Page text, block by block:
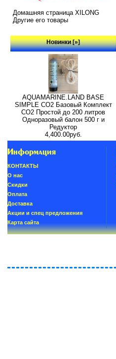
Домашняя страница XILONG
Другие его товары
Новинки [»]
AQUAMARINE.LAND BASE
SIMPLE СО2 Базовый Комплект
СО2 Простой до 200 литров
Одноразовый балон 500 г и
Редуктор
4,400.00руб.
Информация
КОНТАКТЫ
О нас
Скидки
Oплатa
Доставка
Акции и спец предложения
Карта сайта